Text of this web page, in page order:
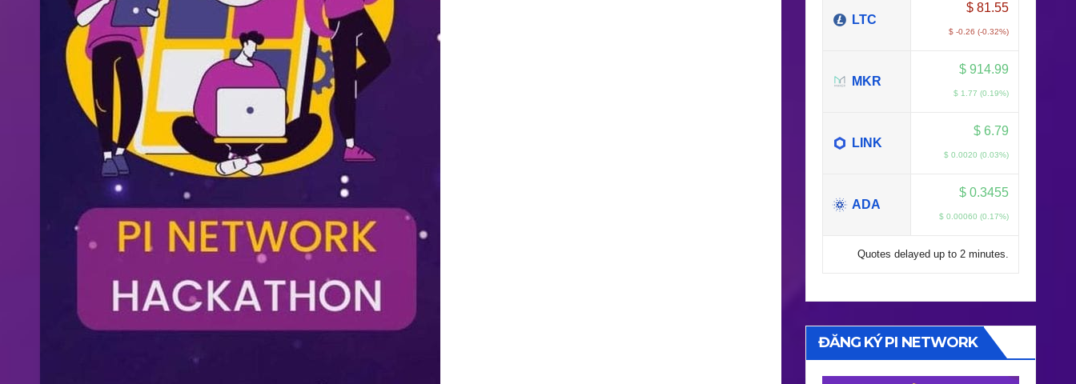
LTC
$ 81.55
$ -0.26 (-0.32%)
MKR
$ 914.99
$ 1.77 (0.19%)
LINK
$ 6.79
$ 0.0020 (0.03%)
ADA
$ 0.3455
$ 0.00060 (0.17%)
Quotes delayed up to 2 minutes.
ĐĂNG KÝ PI NETWORK